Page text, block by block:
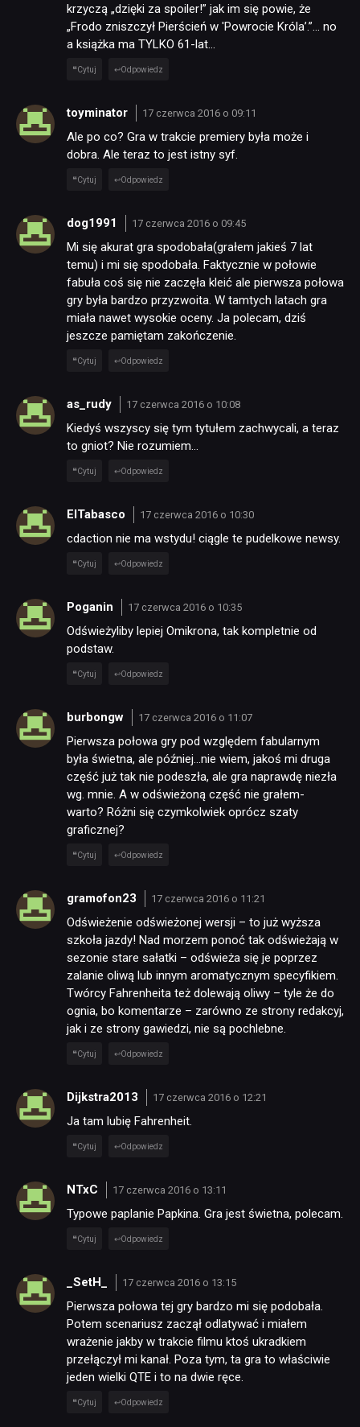
NEWSY
RECENZJE
PUBLICYSTYKA
RETRO
TECHNOLOGIE
DYSKUSJE
JUŻ GRALIŚMY
SKLEP
krzyczą „dzięki za spoiler!” jak im się powie, że
„Frodo zniszczył Pierścień w 'Powrocie Króla’.”… no
a książka ma TYLKO 61-lat…
Cytuj Odpowiedz
toyminator 17 czerwca 2016 o 09:11
Ale po co? Gra w trakcie premiery była może i
dobra. Ale teraz to jest istny syf.
Cytuj Odpowiedz
dog1991 17 czerwca 2016 o 09:45
Mi się akurat gra spodobała(grałem jakieś 7 lat
temu) i mi się spodobała. Faktycznie w połowie
fabuła coś się nie zaczęła kleić ale pierwsza połowa
gry była bardzo przyzwoita. W tamtych latach gra
miała nawet wysokie oceny. Ja polecam, dziś
jeszcze pamiętam zakończenie.
Cytuj Odpowiedz
as_rudy 17 czerwca 2016 o 10:08
Kiedyś wszyscy się tym tytułem zachwycali, a teraz
to gniot? Nie rozumiem…
Cytuj Odpowiedz
ElTabasco 17 czerwca 2016 o 10:30
cdaction nie ma wstydu! ciągle te pudelkowe newsy.
Cytuj Odpowiedz
Poganin 17 czerwca 2016 o 10:35
Odświeżyliby lepiej Omikrona, tak kompletnie od
podstaw.
Cytuj Odpowiedz
burbongw 17 czerwca 2016 o 11:07
Pierwsza połowa gry pod względem fabularnym
była świetna, ale później…nie wiem, jakoś mi druga
część już tak nie podeszła, ale gra naprawdę niezła
wg. mnie. A w odświeżoną część nie grałem-
warto? Różni się czymkolwiek oprócz szaty
graficznej?
Cytuj Odpowiedz
gramofon23 17 czerwca 2016 o 11:21
Odświeżenie odświeżonej wersji – to już wyższa
szkoła jazdy! Nad morzem ponoć tak odświeżają w
sezonie stare sałatki – odświeża się je poprzez
zalanie oliwą lub innym aromatycznym specyfikiem.
Twórcy Fahrenheita też dolewają oliwy – tyle że do
ognia, bo komentarze – zarówno ze strony redakcyj,
jak i ze strony gawiedzi, nie są pochlebne.
Cytuj Odpowiedz
Dijkstra2013 17 czerwca 2016 o 12:21
Ja tam lubię Fahrenheit.
Cytuj Odpowiedz
NTxC 17 czerwca 2016 o 13:11
Typowe paplanie Papkina. Gra jest świetna, polecam.
Cytuj Odpowiedz
_SetH_ 17 czerwca 2016 o 13:15
Pierwsza połowa tej gry bardzo mi się podobała.
Potem scenariusz zaczął odlatywać i miałem
wrażenie jakby w trakcie filmu ktoś ukradkiem
przełączył mi kanał. Poza tym, ta gra to właściwie
jeden wielki QTE i to na dwie ręce.
Cytuj Odpowiedz